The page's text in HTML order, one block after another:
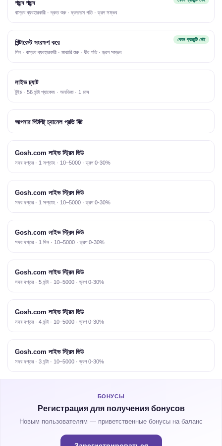
পছন্দ পছন্দ
বাস্তব ব্যবহারকারী · দ্রুত শুরু · দ্রুততম গতি · ড্রপ সম্ভব
কোন গ্যারান্টি নেই
পিন্টারেস্ট সংরক্ষণ করে
পিন · বাস্তব ব্যবহারকারী · মাঝারি শুরু · ধীর গতি · ড্রপ সম্ভব
লাইভ চ্যাট
টুইচ · 56 ঘন্টা প্যাকেজ · অনভিজ্ঞ · 1 মাস
আপনার পিটপিট্ চ্যানেল প্রতি বিট
Gosh.com লাইভ স্ট্রিম ভিউ
সদর দপ্তর · 1 সপ্তাহ · 10–5000 · ড্রপ 0-30%
Gosh.com লাইভ স্ট্রিম ভিউ
সদর দপ্তর · 1 সপ্তাহ · 10–5000 · ড্রপ 0-30%
Gosh.com লাইভ স্ট্রিম ভিউ
সদর দপ্তর · 1 দিন · 10–5000 · ড্রপ 0-30%
Gosh.com লাইভ স্ট্রিম ভিউ
সদর দপ্তর · 5 ঘন্টা · 10–5000 · ড্রপ 0-30%
Gosh.com লাইভ স্ট্রিম ভিউ
সদর দপ্তর · 4 ঘন্টা · 10–5000 · ড্রপ 0-30%
Gosh.com লাইভ স্ট্রিম ভিউ
সদর দপ্তর · 3 ঘন্টা · 10–5000 · ড্রপ 0-30%
БОНУСЫ
Регистрация для получения бонусов
Новым пользователям — приветственные бонусы на баланс